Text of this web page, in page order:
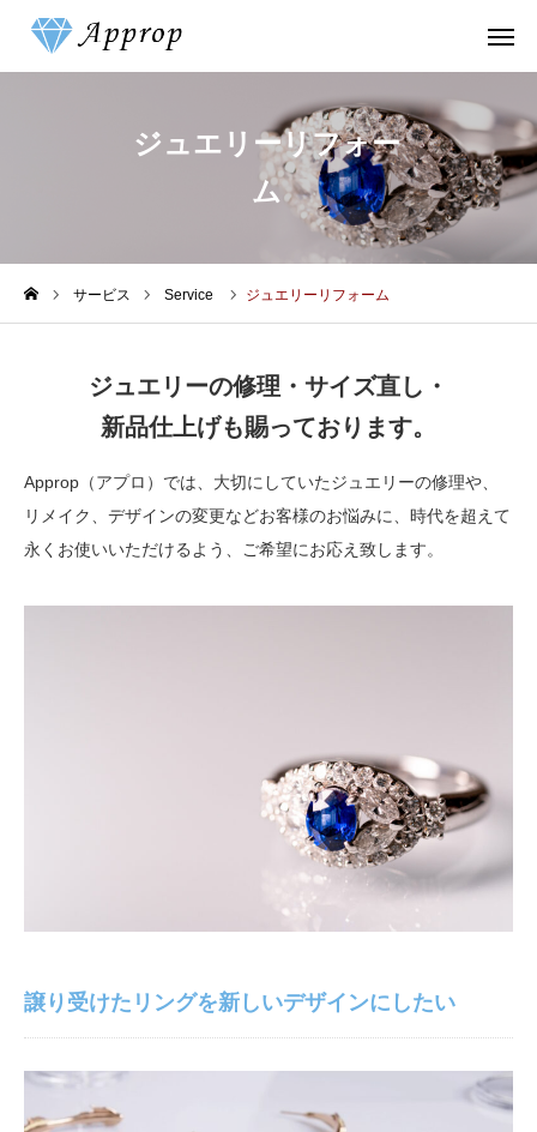
ジュエリーリフォー
ム
サービス Service ジュエリーリフォーム
ジュエリーの修理・サイズ直し・
新品仕上げも賜っております。
Approp（アプロ）では、大切にしていたジュエリーの修理や、
リメイク、デザインの変更などお客様のお悩みに、時代を超えて
永くお使いいただけるよう、ご希望にお応え致します。
譲り受けたリングを新しいデザインにしたい
FAQ MAP
買取相場一覧
ブログ